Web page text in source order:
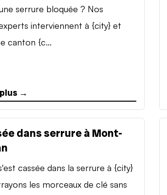
serrure bloquée ? Nos
interviennent à {city} et
canton {c...
→
dans serrure à Mont-
cassée dans la serrure à {city}
les morceaux de clé sans